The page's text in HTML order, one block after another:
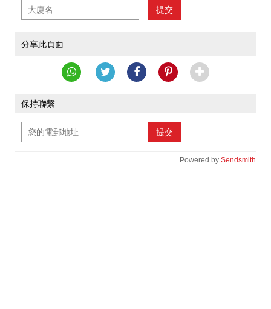
提交
分享此頁面
保持聯繫
提交
Powered by Sendsmith